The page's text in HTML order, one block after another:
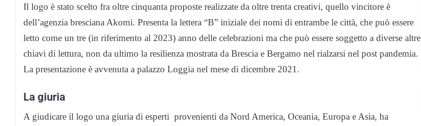
Il logo è stato scelto fra oltre cinquanta proposte realizzate da oltre trenta creativi, quello vincitore è
dell’agenzia bresciana Akomi. Presenta la lettera “B” iniziale dei nomi di entrambe le città, che può essere
letto come un tre (in riferimento al 2023) anno delle celebrazioni ma che può essere soggetto a diverse altre
chiavi di lettura, non da ultimo la resilienza mostrata da Brescia e Bergamo nel rialzarsi nel post pandemia.
La presentazione è avvenuta a palazzo Loggia nel mese di dicembre 2021.
La giuria
A giudicare il logo una giuria di esperti provenienti da Nord America, Oceania, Europa e Asia, ha